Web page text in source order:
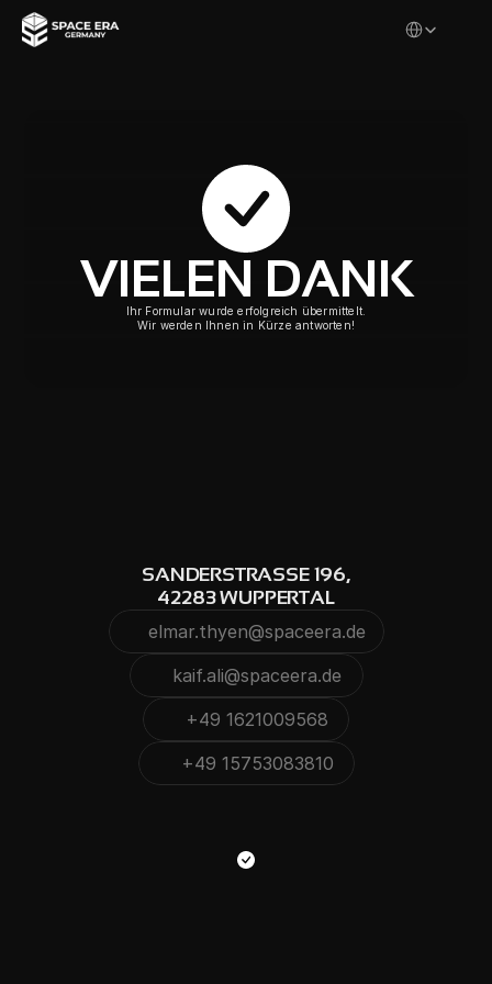
VIELEN DANK
Ihr Formular wurde erfolgreich übermittelt.
Wir werden Ihnen in Kürze antworten!
SANDERSTRASSE 196,
42283 WUPPERTAL
Kopieren
Kopiert
elmar.thyen@spaceera.de
Kopieren
Kopiert
kaif.ali@spaceera.de
Kopieren
Kopiert
+49 1621009568
Kopieren
+49 15753083810